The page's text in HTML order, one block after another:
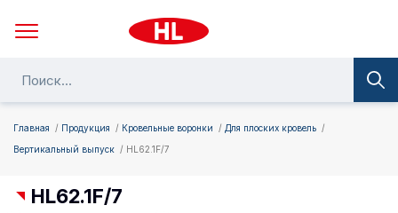
Главная Продукция Кровельные воронки
Для плоских кровель
Вертикальный выпуск
HL62.1F/7
HL62.1F/7